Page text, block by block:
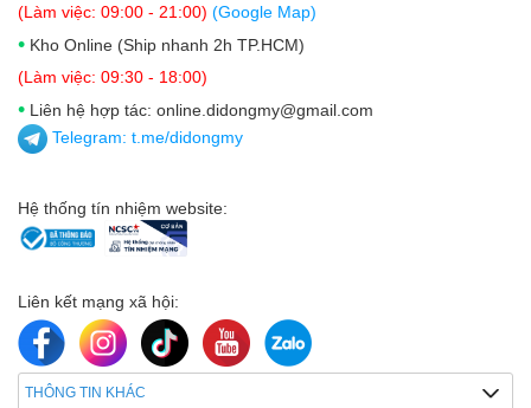
(Làm việc: 09:00 - 21:00) (Google Map)
• Kho Online (Ship nhanh 2h TP.HCM)
(Làm việc: 09:30 - 18:00)
• Liên hệ hợp tác: online.didongmy@gmail.com
Telegram: t.me/didongmy
Hệ thống tín nhiệm website:
Liên kết mạng xã hội:
THÔNG TIN KHÁC